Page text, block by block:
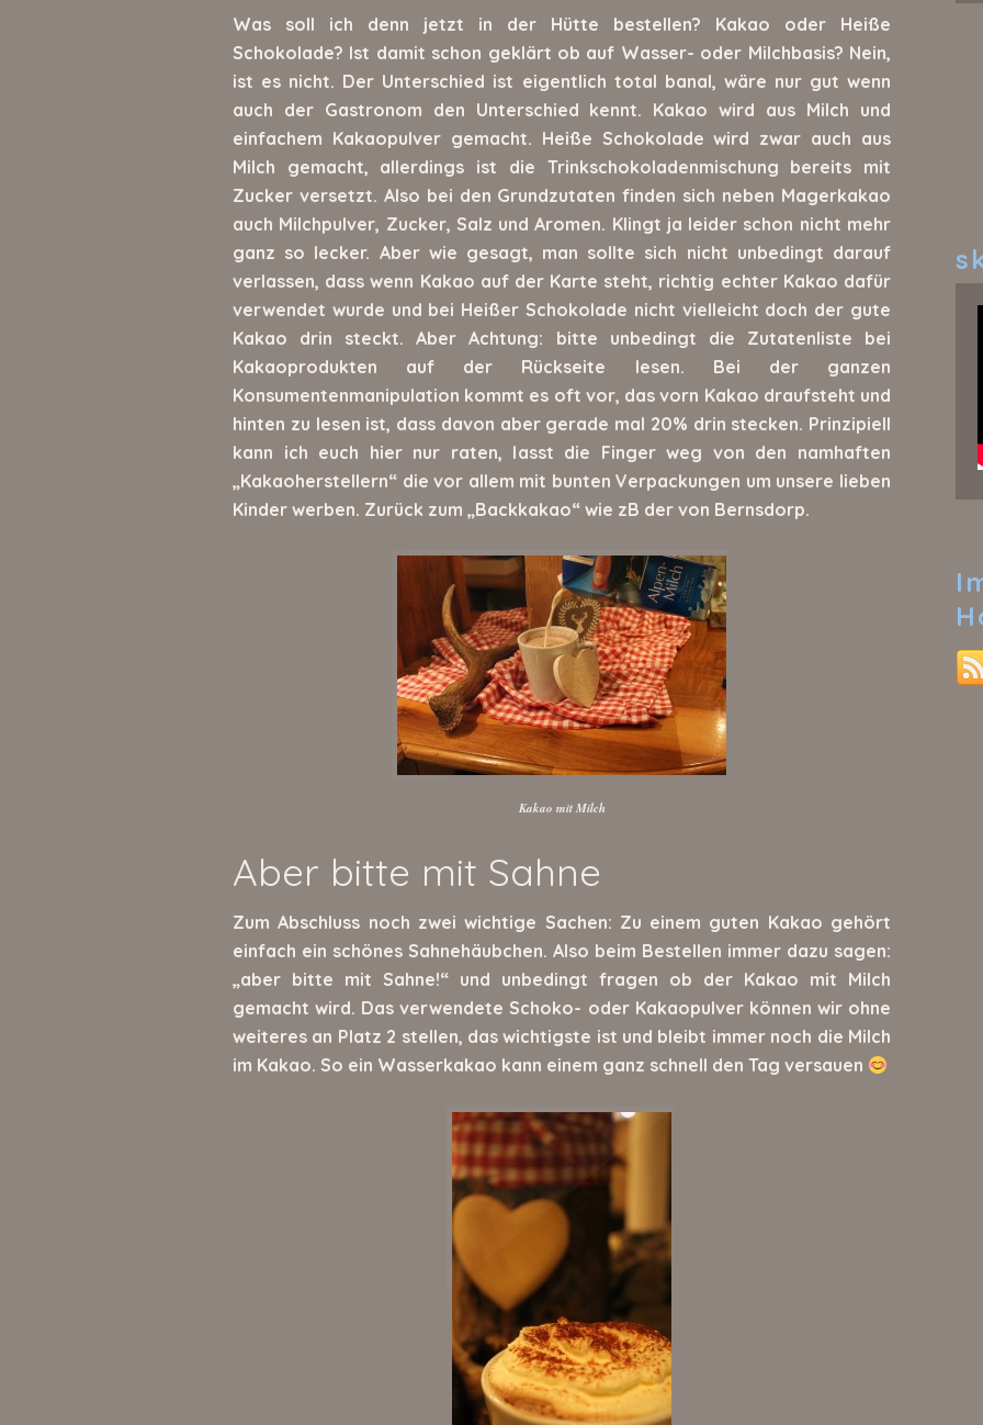
Was soll ich denn jetzt in der Hütte bestellen? Kakao oder Heiße
Schokolade? Ist damit schon geklärt ob auf Wasser- oder Milchbasis? Nein,
ist es nicht. Der Unterschied ist eigentlich total banal, wäre nur gut wenn
auch der Gastronom den Unterschied kennt. Kakao wird aus Milch und
einfachem Kakaopulver gemacht. Heiße Schokolade wird zwar auch aus
Milch gemacht, allerdings ist die Trinkschokoladenmischung bereits mit
Zucker versetzt. Also bei den Grundzutaten finden sich neben Magerkakao
auch Milchpulver, Zucker, Salz und Aromen. Klingt ja leider schon nicht mehr
ganz so lecker. Aber wie gesagt, man sollte sich nicht unbedingt darauf
verlassen, dass wenn Kakao auf der Karte steht, richtig echter Kakao dafür
verwendet wurde und bei Heißer Schokolade nicht vielleicht doch der gute
Kakao drin steckt. Aber Achtung: bitte unbedingt die Zutatenliste bei
Kakaoprodukten auf der Rückseite lesen. Bei der ganzen
Konsumentenmanipulation kommt es oft vor, das vorn Kakao draufsteht und
hinten zu lesen ist, dass davon aber gerade mal 20% drin stecken. Prinzipiell
kann ich euch hier nur raten, lasst die Finger weg von den namhaften
„Kakaoherstellern“ die vor allem mit bunten Verpackungen um unsere lieben
Kinder werben. Zurück zum „Backkakao“ wie zB der von Bernsdorp.
Kakao mit Milch
Aber bitte mit Sahne
Zum Abschluss noch zwei wichtige Sachen: Zu einem guten Kakao gehört
einfach ein schönes Sahnehäubchen. Also beim Bestellen immer dazu sagen:
„aber bitte mit Sahne!“ und unbedingt fragen ob der Kakao mit Milch
gemacht wird. Das verwendete Schoko- oder Kakaopulver können wir ohne
weiteres an Platz 2 stellen, das wichtigste ist und bleibt immer noch die Milch
im Kakao. So ein Wasserkakao kann einem ganz schnell den Tag versauen